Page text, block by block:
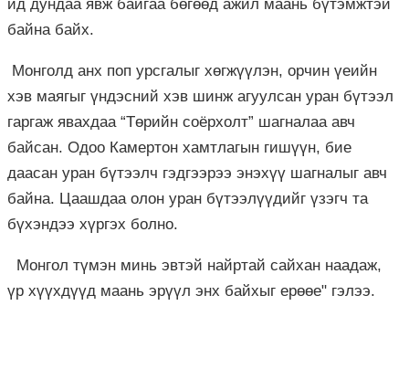
ид дундаа явж байгаа бөгөөд ажил маань бүтэмжтэй
байна байх.
Монголд анх поп урсгалыг хөгжүүлэн, орчин үеийн
хэв маягыг үндэсний хэв шинж агуулсан уран бүтээл
гаргаж явахдаа “Төрийн соёрхолт” шагналаа авч
байсан. Одоо Камертон хамтлагын гишүүн, бие
даасан уран бүтээлч гэдгээрээ энэхүү шагналыг авч
байна. Цаашдаа олон уран бүтээлүүдийг үзэгч та
бүхэндээ хүргэх болно.
Монгол түмэн минь эвтэй найртай сайхан наадаж,
үр хүүхдүүд маань эрүүл энх байхыг ерөөе" гэлээ.